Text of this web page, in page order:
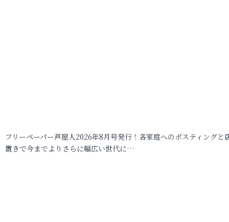
フリーペーパー芦屋人2026年8月号発行！各家庭へのポスティングと
置きで今までよりさらに幅広い世代に…